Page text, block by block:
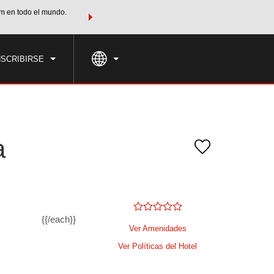
en todo el mundo.
Agrupa tu hotel, vuelos y mucho más con los Paquetes de
TARIFAS ESPECIALES
{{/each}}
Ver Amenidades
Ver Políticas del Hotel